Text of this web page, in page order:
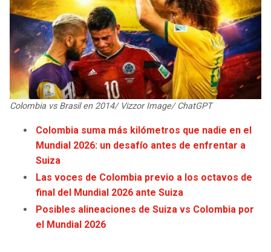
STEELERS
TEXANS
COLTS
JAGUARS
TITANS
COWBOYS
GIANTS
EAGLES
HORNETS
HEAT
MAGIC
WIZARDS
WARRIORS
CLIPPERS
LAKERS
SUNS
Colombia vs Brasil en 2014/ Vizzor Image/ ChatGPT
Colombia suma más kilómetros que nadie en el
Mundial 2026: un desafío antes de enfrentar a
Suiza
Las voces de Colombia previo a los octavos de
final del Mundial 2026 ante Suiza
Posibles alineaciones de Suiza vs Colombia por
el Mundial 2026